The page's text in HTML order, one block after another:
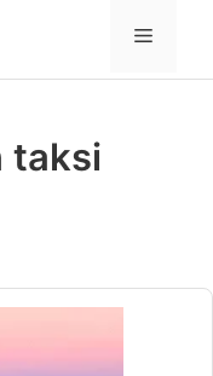
MENÜ
taksi